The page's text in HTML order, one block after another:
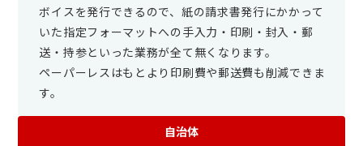
ボイスを発行できるので、紙の請求書発行にかかって
いた指定フォーマットへの手入力・印刷・封入・郵
送・持参といった業務が全て無くなります。
ペーパーレスはもとより印刷費や郵送費も削減できま
す。
自治体